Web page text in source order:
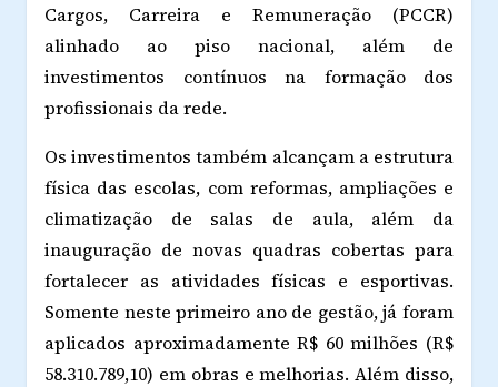
Cargos, Carreira e Remuneração (PCCR)
alinhado ao piso nacional, além de
investimentos contínuos na formação dos
profissionais da rede.
Os investimentos também alcançam a estrutura
física das escolas, com reformas, ampliações e
climatização de salas de aula, além da
inauguração de novas quadras cobertas para
fortalecer as atividades físicas e esportivas.
Somente neste primeiro ano de gestão, já foram
aplicados aproximadamente R$ 60 milhões (R$
58.310.789,10) em obras e melhorias. Além disso,